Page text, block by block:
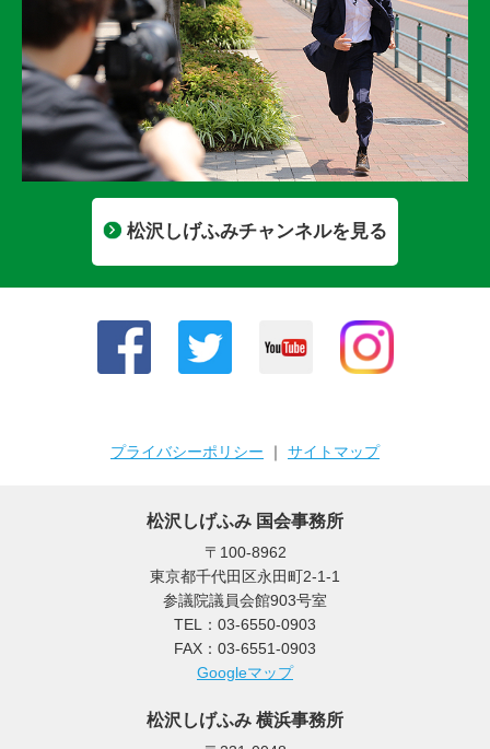
松沢しげふみチャンネルを見る
プライバシーポリシー ｜ サイトマップ
松沢しげふみ 国会事務所
〒100-8962
東京都千代田区永田町2-1-1
参議院議員会館903号室
TEL：03-6550-0903
FAX：03-6551-0903
Googleマップ
松沢しげふみ 横浜事務所